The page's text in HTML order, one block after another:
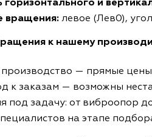
горизонтального и
вращения: левое (Лев0),
к нашему
— прямые
к заказам — возможны
под задачу: от виброопор
на этапе